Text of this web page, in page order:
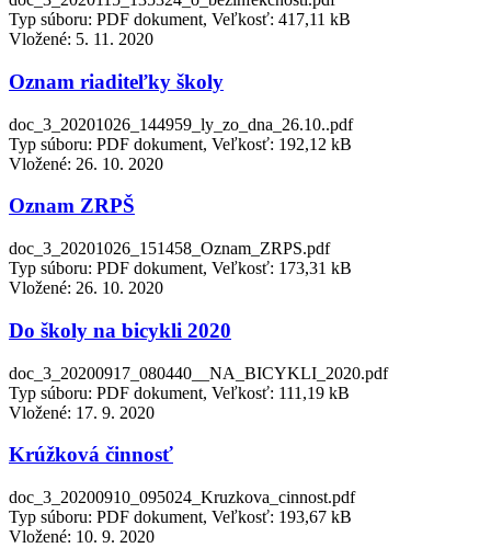
Typ súboru: PDF dokument, Veľkosť: 417,11 kB
Vložené: 5. 11. 2020
Oznam riaditeľky školy
doc_3_20201026_144959_ly_zo_dna_26.10..pdf
Typ súboru: PDF dokument, Veľkosť: 192,12 kB
Vložené: 26. 10. 2020
Oznam ZRPŠ
doc_3_20201026_151458_Oznam_ZRPS.pdf
Typ súboru: PDF dokument, Veľkosť: 173,31 kB
Vložené: 26. 10. 2020
Do školy na bicykli 2020
doc_3_20200917_080440__NA_BICYKLI_2020.pdf
Typ súboru: PDF dokument, Veľkosť: 111,19 kB
Vložené: 17. 9. 2020
Krúžková činnosť
doc_3_20200910_095024_Kruzkova_cinnost.pdf
Typ súboru: PDF dokument, Veľkosť: 193,67 kB
Vložené: 10. 9. 2020